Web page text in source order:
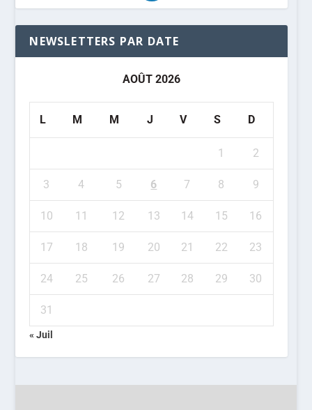
NEWSLETTERS PAR DATE
AOÛT 2026
L M M J V S D
1 2
3 4 5 6 7 8 9
10 11 12 13 14 15 16
17 18 19 20 21 22 23
24 25 26 27 28 29 30
31
« Juil